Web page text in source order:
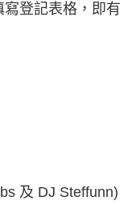
登記表格，即有
及 DJ Steffunn)